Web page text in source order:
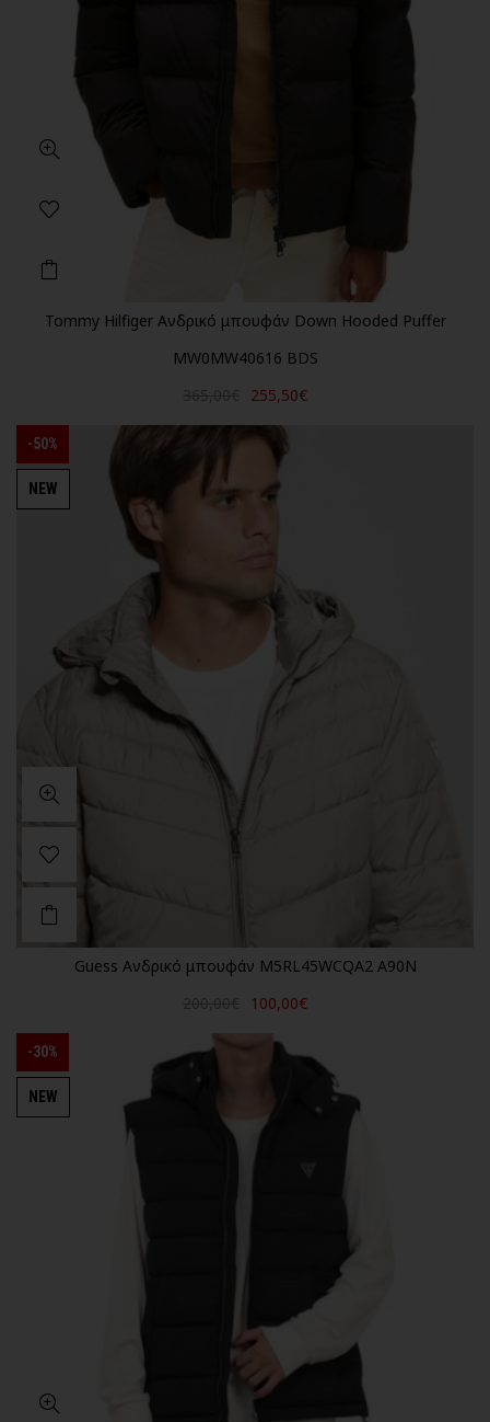
Tommy Hilfiger Ανδρικό μπουφάν Down Hooded Puffer
MW0MW40616 BDS
255,50€
-50%
NEW
Guess Ανδρικό μπουφάν M5RL45WCQA2 A90N
100,00€
-30%
NEW